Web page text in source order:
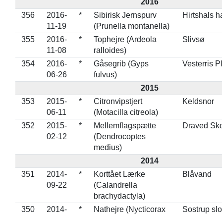
2016
356
2016-
11-19
*
Sibirisk Jernspurv
(Prunella montanella)
Hirtshals
355
2016-
11-08
*
Tophejre (Ardeola
ralloides)
Slivsø
354
2016-
06-26
*
Gåsegrib (Gyps
fulvus)
Vesterris
2015
353
2015-
06-11
*
Citronvipstjert
(Motacilla citreola)
Keldsnor
352
2015-
02-12
*
Mellemflagspætte
(Dendrocoptes
medius)
Draved
2014
351
2014-
09-22
*
Korttået Lærke
(Calandrella
brachydactyla)
Blåvand
350
2014-
*
Nathejre (Nycticorax
Sostrup